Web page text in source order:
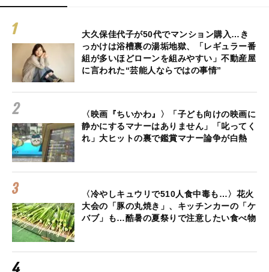
大久保佳代子が50代でマンション購入…き
っかけは浴槽裏の湯垢地獄、「レギュラー番
組が多いほどローンを組みやすい」不動産屋
に言われた“芸能人ならではの事情”
〈映画『ちいかわ』〉「子ども向けの映画に
静かにするマナーはありません」「叱ってく
れ」大ヒットの裏で鑑賞マナー論争が白熱
〈冷やしキュウリで510人食中毒も…〉花火
大会の「豚の丸焼き」、キッチンカーの「ケ
バブ」も…酷暑の夏祭りで注意したい食べ物